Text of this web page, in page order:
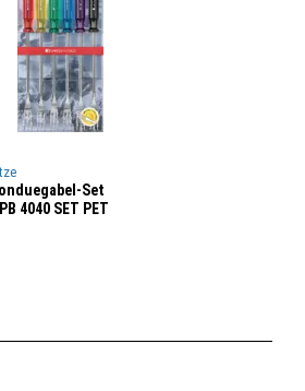
Set
4040 SET PET